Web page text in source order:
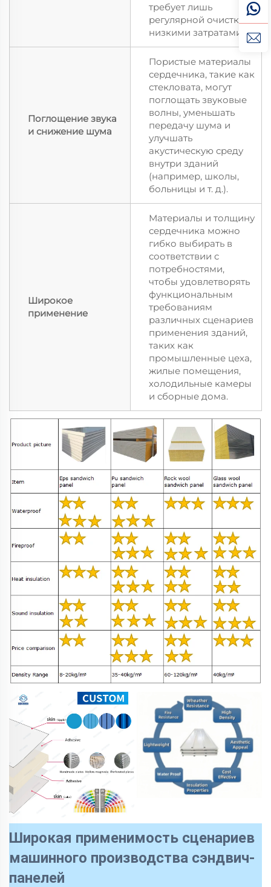
требует лишь
регулярной очистки с
низкими затратами.
Поглощение звука
и снижение шума
Пористые материалы
сердечника, такие как
стекловата, могут
поглощать звуковые
волны, уменьшать
передачу шума и
улучшать
акустическую среду
внутри зданий
(например, школы,
больницы и т. д.).
Широкое
применение
Материалы и толщину
сердечника можно
гибко выбирать в
соответствии с
потребностями,
чтобы удовлетворять
функциональным
требованиям
различных сценариев
применения зданий,
таких как
промышленные цеха,
жилые помещения,
холодильные камеры
и сборные дома.
Широкая применимость сценариев
машинного производства сэндвич-
панелей